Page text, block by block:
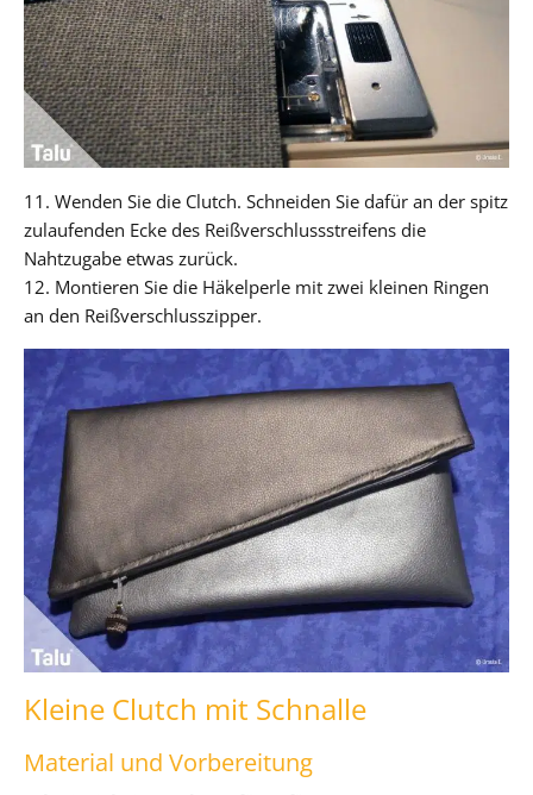
11. Wenden Sie die Clutch. Schneiden Sie dafür an der spitz
zulaufenden Ecke des Reißverschlussstreifens die
Nahtzugabe etwas zurück.
12. Montieren Sie die Häkelperle mit zwei kleinen Ringen
an den Reißverschlusszipper.
Kleine Clutch mit Schnalle
Material und Vorbereitung